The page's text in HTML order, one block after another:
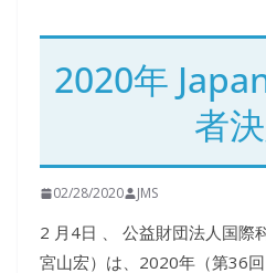
2020年
者
02/28/2020 JMS
2 月4日 、 公益財団法人国際
宮山宏）は、2020年（第36